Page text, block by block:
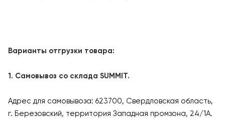
Варианты отгрузки товара:
1. Самовывоз со склада SUMMIT.
Адрес для самовывоза: 623700, Свердловская область,
г. Березовский, территория Западная промзона, 24/1А.